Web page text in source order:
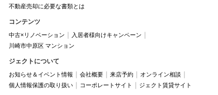
不動産売却に必要な書類とは
コンテンツ
中古×リノベーション
入居者様向けキャンペーン
川崎市中原区 マンション
ジェクトについて
お知らせ＆イベント情報 会社概要 来店予約
オンライン相談
個人情報保護の取り扱い
コーポレートサイト ジェクト賃貸サイト